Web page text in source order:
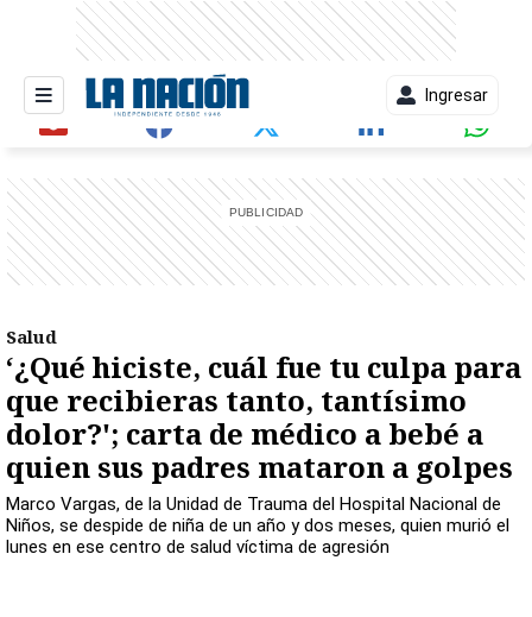
Ingresar
Salud
‘¿Qué hiciste, cuál fue tu culpa para
que recibieras tanto, tantísimo
dolor?'; carta de médico a bebé a
quien sus padres mataron a golpes
Marco Vargas, de la Unidad de Trauma del Hospital Nacional de
Niños, se despide de niña de un año y dos meses, quien murió el
lunes en ese centro de salud víctima de agresión